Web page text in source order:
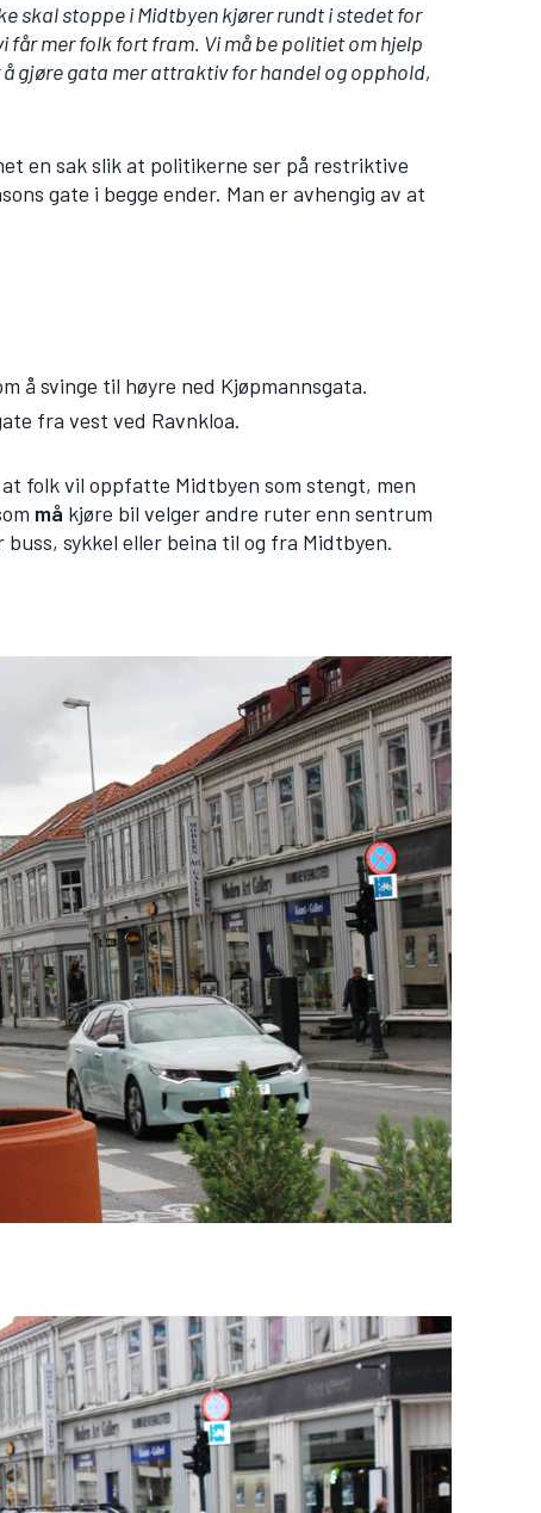
skal stoppe i Midtbyen kjører rundt i stedet for
mer folk fort fram. Vi må be politiet om hjelp
gjøre gata mer attraktiv for handel og opphold,
en sak slik at politikerne ser på restriktive
gate i begge ender. Man er avhengig av at
å svinge til høyre ned Kjøpmannsgata.
fra vest ved Ravnkloa.
folk vil oppfatte Midtbyen som stengt, men
må kjøre bil velger andre ruter enn sentrum
buss, sykkel eller beina til og fra Midtbyen.